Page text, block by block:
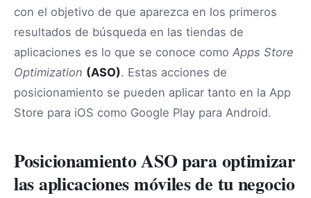
con el objetivo de que aparezca en los primeros
resultados de búsqueda en las tiendas de
aplicaciones es lo que se conoce como Apps Store
Optimization (ASO). Estas acciones de
posicionamiento se pueden aplicar tanto en la App
Store para iOS como Google Play para Android.
Posicionamiento ASO para optimizar
las aplicaciones móviles de tu negocio